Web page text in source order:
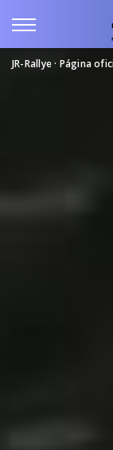
JR-Rallye · Página